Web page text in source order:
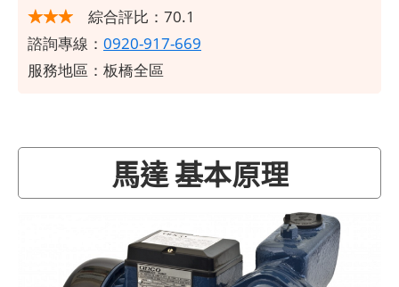
★★★ 綜合評比：70.1
諮詢專線： 0920-917-669
服務地區：板橋全區
馬達 基本原理